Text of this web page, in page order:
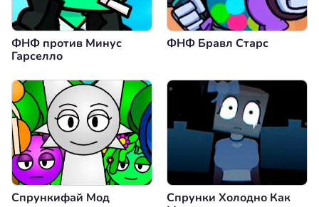
ФНФ против Минус
Гарселло
ФНФ Бравл Старс
Спрункифай Мод
Спрунки Холодно Как